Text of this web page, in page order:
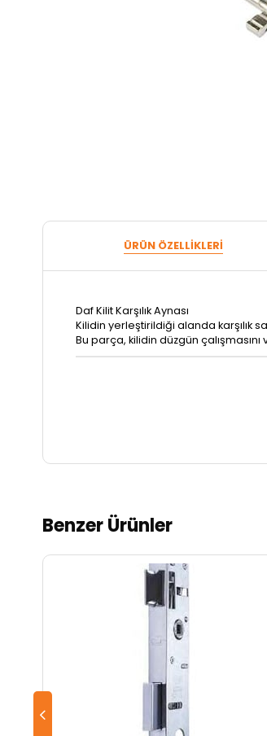
ÜRÜN ÖZELLIKLERI
Daf Kilit Karşılık Aynası
Kilidin yerleştirildiği alanda karşılık
Bu parça, kilidin düzgün
Benzer Ürünler